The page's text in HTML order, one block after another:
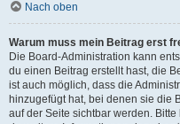
Nach oben
Warum muss mein Beitrag erst
Die Board-Administration kann
du einen Beitrag erstellt hast, die
ist auch möglich, dass die
hinzugefügt hat, bei denen sie die
auf der Seite sichtbar werden.